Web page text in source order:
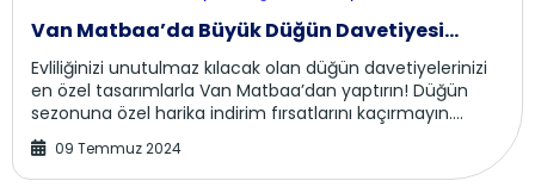
Van Matbaa’da Büyük Düğün Davetiyesi
İndirimi!
Evliliğinizi unutulmaz kılacak olan düğün davetiyelerinizi
en özel tasarımlarla Van Matbaa’dan yaptırın! Düğün
sezonuna özel harika indirim fırsatlarını kaçırmayın.
Neden Van Matbaa? Van’d...
09 Temmuz 2024